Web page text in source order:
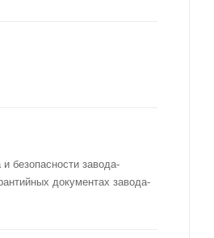
безопасности завода-
документах завода-